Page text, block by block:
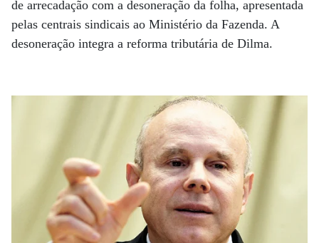
de arrecadação com a desoneração da folha, apresentada
pelas centrais sindicais ao Ministério da Fazenda. A
desoneração integra a reforma tributária de Dilma.